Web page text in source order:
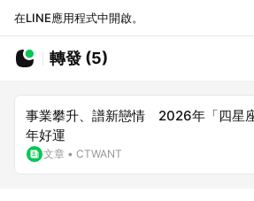
在LINE應用程式中開啟。
轉發 (5)
事業攀升、譜新戀情 2026年「四星
年好運
文章 • CTWANT